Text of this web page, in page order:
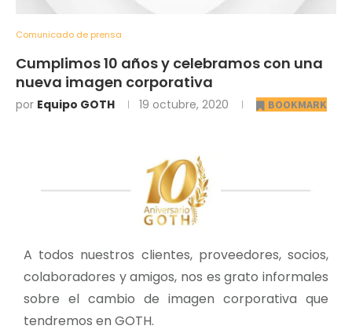
Comunicado de prensa
Cumplimos 10 años y celebramos con una
nueva imagen corporativa
por Equipo GOTH 19 octubre, 2020 BOOKMARK
A todos nuestros clientes, proveedores, socios,
colaboradores y amigos, nos es grato informales
sobre el cambio de imagen corporativa que
tendremos en GOTH.